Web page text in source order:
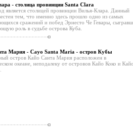
- столица провинции Santa Clara
является столицей провинции Вилья-Клара. Данный
тем, что именно здесь прошло одно из самых
сражений и побед Эрнесто Че Гевары,
роль в судьбе острова Куба.
Мария - Cayo Santa Maria - остров Кубы
остров Кайо Санта Мария расположен в
океане, неподалеку от островов Кайо Коко и Кайо